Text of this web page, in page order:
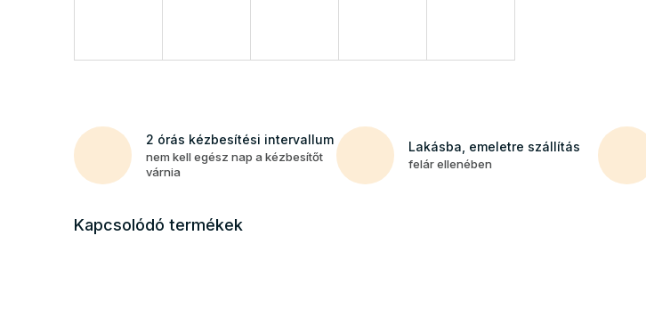
2 órás kézbesítési intervallum
nem kell egész nap a kézbesítőt
várnia
Lakásba, emeletre szállítás
felár ellenében
Kapcsolódó termékek